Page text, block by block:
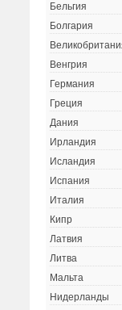
Бельгия
Болгария
Венгрия
Германия
Греция
Дания
Ирландия
Исландия
Испания
Италия
Кипр
Латвия
Литва
Мальта
Нидерланды